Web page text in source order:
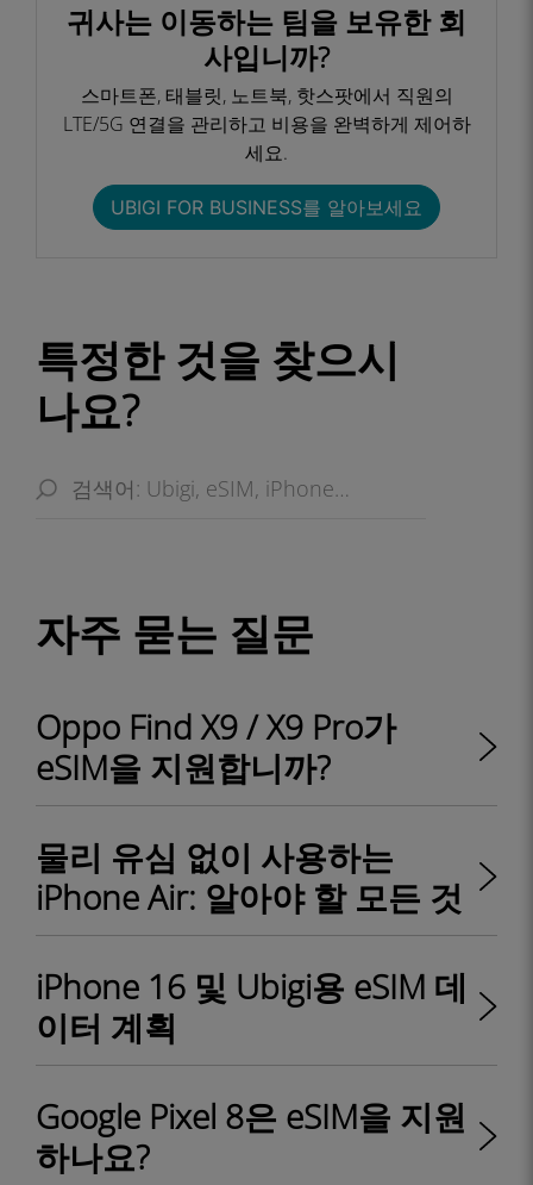
귀사는 이동하는 팀을 보유한 회
사입니까?
스마트폰, 태블릿, 노트북, 핫스팟에서 직원의
LTE/5G 연결을 관리하고 비용을 완벽하게 제어하
세요.​
UBIGI FOR BUSINESS를 알아보세요​
특정한 것을 찾으시
나요?
자주 묻는 질문
Oppo Find X9 / X9 Pro가
eSIM을 지원합니까?
물리 유심 없이 사용하는
iPhone Air: 알아야 할 모든 것
iPhone 16 및 Ubigi용 eSIM 데
이터 계획
Google Pixel 8은 eSIM을 지원
하나요?